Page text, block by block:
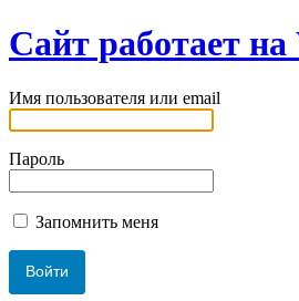
Сайт работает на
Имя пользователя или email
Пароль
Запомнить меня